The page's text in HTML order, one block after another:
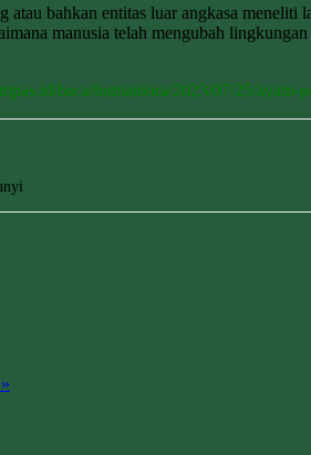
atau bahkan entitas luar angkasa
manusia telah mengubah
baca/humaniora/2023/07/25/ayam-